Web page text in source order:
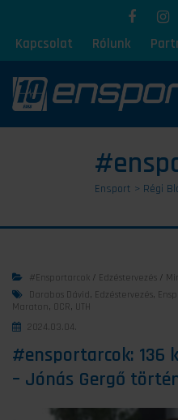
Kapcsolat Rólunk
Ensport > Régi
#ensportarcok / Edzéstervezés /
Darabos Dávid, Edzéstervezés,
Maraton , OCR, UTH
2024.03.04.
#ensportarcok:
– Jónás Gergő